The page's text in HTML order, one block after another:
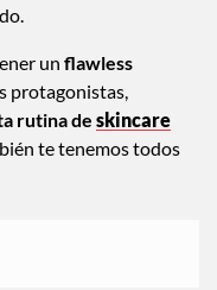
un flawless
protagonistas,
rutina de skincare
te tenemos todos